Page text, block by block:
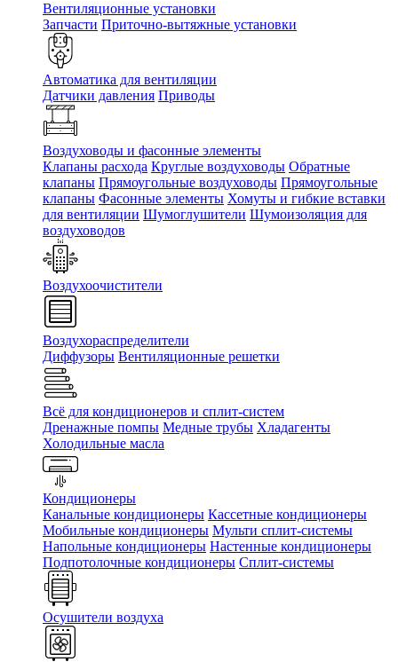
Вентиляционные установки
Запчасти Приточно-вытяжные установки
Автоматика для вентиляции
Датчики давления Приводы
Воздуховоды и фасонные элементы
Клапаны расхода Круглые воздуховоды Обратные
клапаны Прямоугольные воздуховоды Прямоугольные
клапаны Фасонные элементы Хомуты и гибкие вставки
для вентиляции Шумоглушители Шумоизоляция для
воздуховодов
Воздухоочистители
Воздухораспределители
Диффузоры Вентиляционные решетки
Всё для кондиционеров и сплит-систем
Дренажные помпы Медные трубы Хладагенты
Холодильные масла
Кондиционеры
Канальные кондиционеры Кассетные кондиционеры
Мобильные кондиционеры Мульти сплит-системы
Напольные кондиционеры Настенные кондиционеры
Подпотолочные кондиционеры Сплит-системы
Осушители воздуха